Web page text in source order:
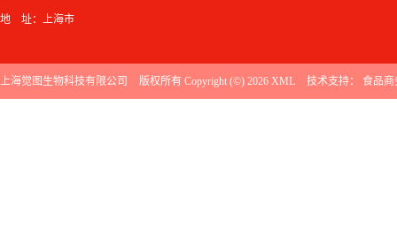
地 址：上海市
上海觉图生物科技有限公司 版权所有 Copyright (©) 2026 XML 技术支持： 食品商